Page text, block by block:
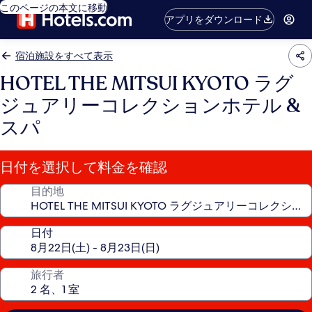
このページの本文に移動
アプリをダウンロード
宿泊施設をすべて表示
HOTEL THE MITSUI KYOTO ラグ
ジュアリーコレクションホテル &
スパ
日付を選択して料金を確認
目的地
日付
旅行者